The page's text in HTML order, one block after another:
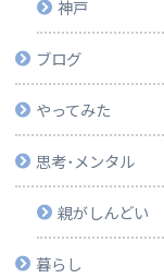
神戸
ブログ
やってみた
思考･メンタル
親がしんどい
暮らし